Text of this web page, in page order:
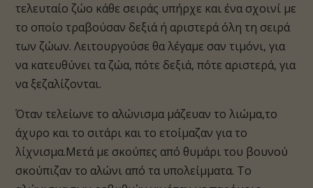
τελευταίο ζώο κάθε σειράς υπήρχε και ένα σχοινί με
το οποίο τραβούσαν δεξιά ή αριστερά όλη τη σειρά
των ζώων. Λειτουργούσε θα λέγαμε σαν τιμόνι, για
να κατευθύνει τα ζώα, πότε δεξιά, πότε αριστερά, για
να ξεζαλίζονται.
Όταν τελείωνε το αλώνισμα μάζευαν το λιώμα,το
άχυρο και το σιτάρι και το ετοίμαζαν για το
λίχνισμα.Μετά με σκούπες από θυμάρι του βουνού
σκούπιζαν το αλώνι από τα υπολείμματα. Το